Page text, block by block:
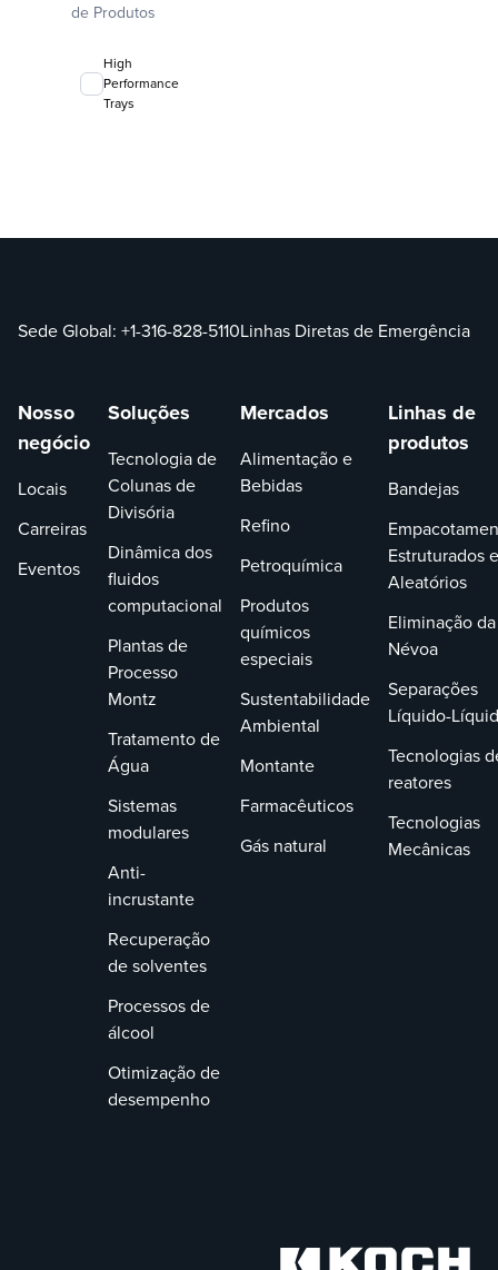
de Produtos
High
Performance
Trays
Sede Global: +1-316-828-5110Linhas Diretas de Emergência
Nosso
negócio
Locais
Carreiras
Eventos
Soluções
Tecnologia de
Colunas de
Divisória
Dinâmica dos
fluidos
computacional
Plantas de
Processo
Montz
Tratamento de
Água
Sistemas
modulares
Anti-
incrustante
Recuperação
de solventes
Processos de
álcool
Otimização de
desempenho
Mercados
Alimentação e
Bebidas
Refino
Petroquímica
Produtos
químicos
especiais
Sustentabilidade
Ambiental
Montante
Farmacêuticos
Gás natural
Linhas de
produtos
Bandejas
Estruturados e
Aleatórios
Eliminação da
Névoa
Separações
Líquido-
Tecnologias
reatores
Tecnologias
Mecânicas